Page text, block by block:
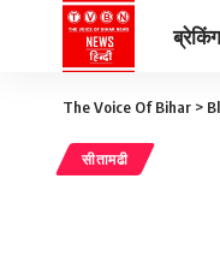
The Voice Of Bihar >
सीतामढी